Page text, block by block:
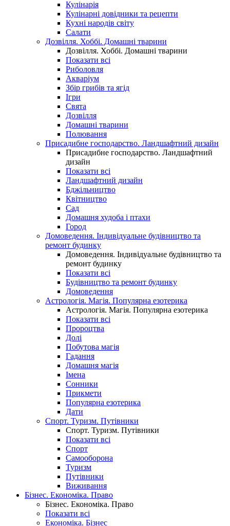
Кулінарія
Кулінарні довідники та рецепти
Кухні народів світу
Салати
Дозвілля. Хоббі. Домашні тварини
Дозвілля. Хоббі. Домашні тварини
Показати всі
Риболовля
Акваріум
Збір грибів та ягід
Ігри
Свята
Дозвілля
Домашні тварини
Полювання
Присадибне господарство. Ландшафтний дизайн
Присадибне господарство. Ландшафтний
дизайн
Показати всі
Ландшафтний дизайн
Бджільництво
Квітництво
Сад
Домашня худоба і птахи
Город
Домоведення. Індивідуальне будівництво та
ремонт будинку
Домоведення. Індивідуальне будівництво та
ремонт будинку
Показати всі
Будівництво та ремонт будинку
Домоведення
Астрологія. Магія. Популярна езотерика
Астрологія. Магія. Популярна езотерика
Показати всі
Пророцтва
Долі
Побутова магія
Гадання
Домашня магія
Імена
Сонники
Прикмети
Популярна езотерика
Дати
Спорт. Туризм. Путівники
Спорт. Туризм. Путівники
Показати всі
Спорт
Самооборона
Туризм
Путівники
Виживання
Бізнес. Економіка. Право
Бізнес. Економіка. Право
Показати всі
Економіка. Бізнес